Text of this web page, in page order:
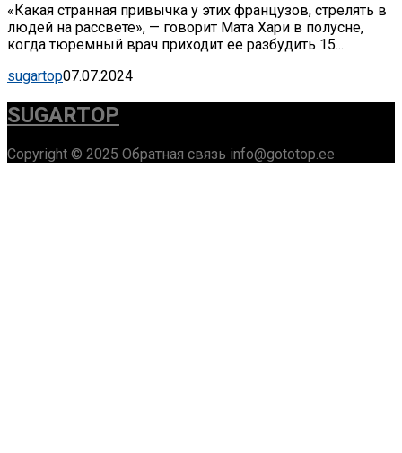
«Какая странная привычка у этих французов, стрелять в
людей на рассвете», — говорит Мата Хари в полусне,
когда тюремный врач приходит ее разбудить 15...
sugartop07.07.2024
SUGARTOP
Copyright © 2025 Обратная связь info@gototop.ee